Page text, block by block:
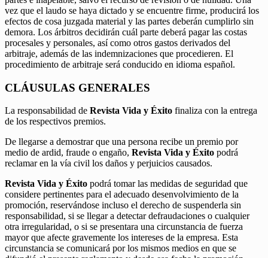
vez que el laudo se haya dictado y se encuentre firme, producirá los
efectos de cosa juzgada material y las partes deberán cumplirlo sin
demora. Los árbitros decidirán cuál parte deberá pagar las costas
procesales y personales, así como otros gastos derivados del
arbitraje, además de las indemnizaciones que procedieren. El
procedimiento de arbitraje será conducido en idioma español.
CLÁUSULAS GENERALES
La responsabilidad de Revista Vida y Éxito finaliza con la entrega
de los respectivos premios.
De llegarse a demostrar que una persona recibe un premio por
medio de ardid, fraude o engaño, Revista Vida y Éxito podrá
reclamar en la vía civil los daños y perjuicios causados.
Revista Vida y Éxito podrá tomar las medidas de seguridad que
considere pertinentes para el adecuado desenvolvimiento de la
promoción, reservándose incluso el derecho de suspenderla sin
responsabilidad, si se llegar a detectar defraudaciones o cualquier
otra irregularidad, o si se presentara una circunstancia de fuerza
mayor que afecte gravemente los intereses de la empresa. Esta
circunstancia se comunicará por los mismos medios en que se